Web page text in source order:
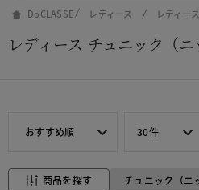
DoCLASSE レディース レディー
レディース チュニック（
おすすめ順 30件
商品を探す チュニック（ニ